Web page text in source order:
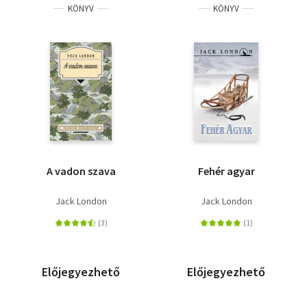
KÖNYV
A vadon szava
Jack London
Előjegyezhető
KÖNYV
Fehér agyar
Jack London
Előjegyezhető